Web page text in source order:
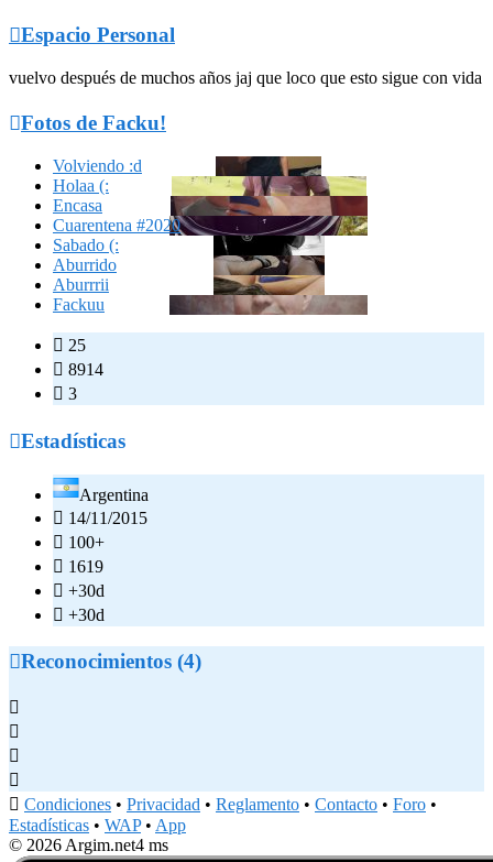
Espacio Personal
vuelvo después de muchos años jaj que loco que esto sigue con vida
Fotos de Facku!
Volviendo :d
Holaa (:
Encasa
Cuarentena #2020
Sabado (:
Aburrido
Aburrrii
Fackuu
 25
 8914
 3
Estadísticas
Argentina
 14/11/2015
 100+
 1619
 +30d
 +30d
Reconocimientos (4)




 Condiciones • Privacidad • Reglamento • Contacto • Foro •
Estadísticas • WAP• App
© 2026 Argim.net4 ms